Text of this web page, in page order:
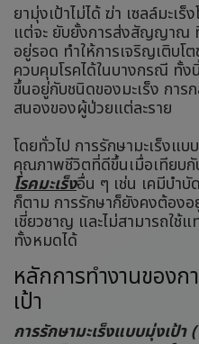
ยามุ่งเป้าไม่ได้ ฆ่า เซลล์มะเ
แต่จะ ยับยั้งการส่งสัญญาณ
อยู่รอด ทำให้การเจริญเติบโ
ควบคุมโรคได้ในบางกรณี ทั้ง
ขึ้นอยู่กับชนิดของมะเร็ง กา
สนองของผู้ป่วยแต่ละราย
โดยทั่วไป การรักษามะเร็งแ
คุณภาพชีวิตที่ดีขึ้นเมื่อเทียบกั
โรคมะเร็งอื่น ๆ เช่น เคมีบำบั
ก็ตาม การรักษาก็ยังคงต้อง
เชี่ยวชาญ และไม่สามารถใช้
ทั้งหมดได้
หลักการทำงานของก
เป้า
การรักษามะเร็งแบบมุ่งเป้